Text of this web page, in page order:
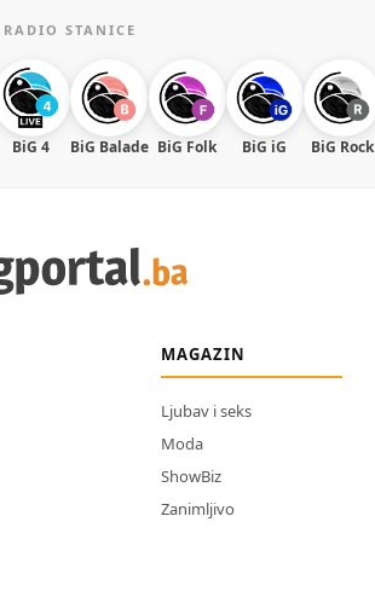
RADIO STANICE
BiG 4 BiG Balade BiG Folk BiG iG BiG Rock
MAGAZIN
Ljubav i seks
Moda
ShowBiz
Zanimljivo